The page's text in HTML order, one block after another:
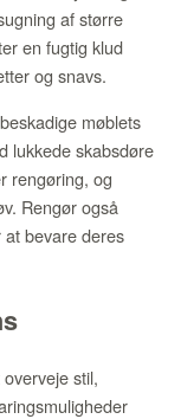
af større
en fugtig klud
og snavs.
møblets
lukkede skabsdøre
rengøring, og
Rengør også
bevare deres
stil,